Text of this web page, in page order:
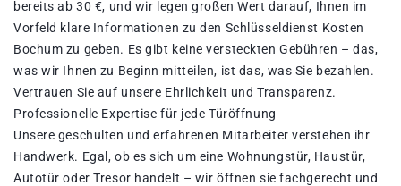
bereits ab 30 €, und wir legen großen Wert darauf, Ihnen im
Vorfeld klare Informationen zu den Schlüsseldienst Kosten
Bochum zu geben. Es gibt keine versteckten Gebühren – das,
was wir Ihnen zu Beginn mitteilen, ist das, was Sie bezahlen.
Vertrauen Sie auf unsere Ehrlichkeit und Transparenz.
Professionelle Expertise für jede Türöffnung
Unsere geschulten und erfahrenen Mitarbeiter verstehen ihr
Handwerk. Egal, ob es sich um eine Wohnungstür, Haustür,
Autotür oder Tresor handelt – wir öffnen sie fachgerecht und